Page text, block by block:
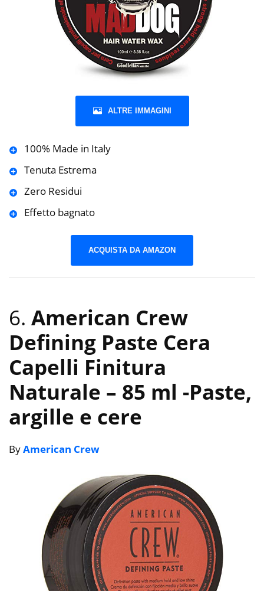
ALTRE IMMAGINI
100% Made in Italy
Tenuta Estrema
Zero Residui
Effetto bagnato
ACQUISTA DA AMAZON
6. American Crew
Defining Paste Cera
Capelli Finitura
Naturale – 85 ml -Paste,
argille e cere
ByAmerican Crew